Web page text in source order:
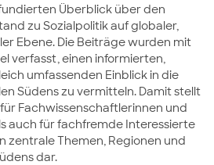
Überblick über den
zu Sozialpolitik auf globaler,
Ebene. Die Beiträge wurden mit
verfasst, einen informierten,
umfassenden Einblick in die
Südens zu vermitteln. Damit stellt
Fachwissenschaftlerinnen und
auch für fachfremde Interessierte
zentrale Themen, Regionen und
dar.